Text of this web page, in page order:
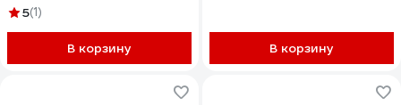
в бетоне AE5001620061607
5(1)
В корзину В корзину